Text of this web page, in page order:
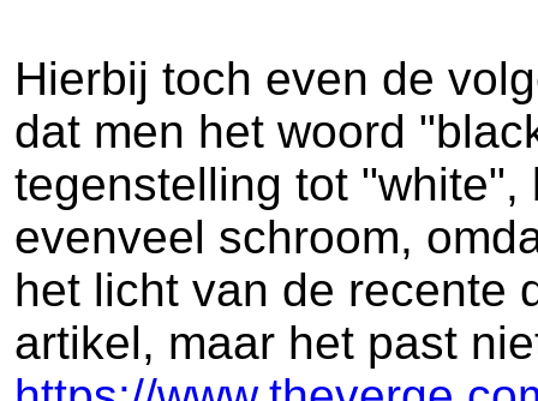
Hierbij toch even de
dat men het woord
tegenstelling tot
evenveel schroom,
het licht van de recente
artikel, maar het past